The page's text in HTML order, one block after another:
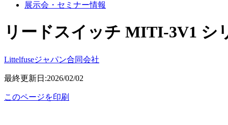
展示会・セミナー情報
リードスイッチ MITI-3V1 シ
Littelfuseジャパン合同会社
最終更新日:2026/02/02
このページを印刷